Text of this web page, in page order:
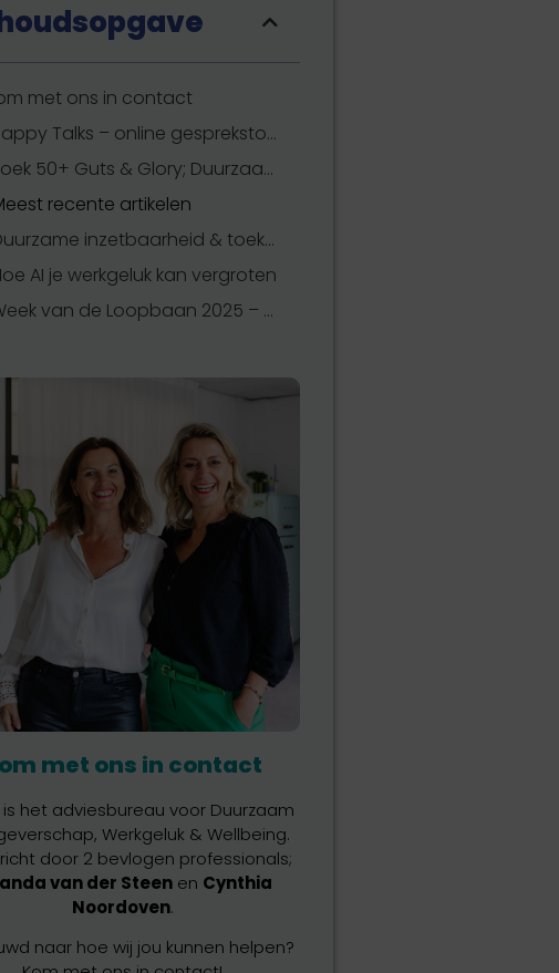
met ons in contact
Happy Talks – online gesprekstool
Boek 50+ Guts & Glory; Duurzaam Bevlogen (kortingscode: loopbaan25)
recente artikelen
Duurzame inzetbaarheid & toekomstgericht werkgeluk
AI je werkgeluk kan vergroten
Week van de Loopbaan 2025 – Zet jouw ontwikkeling in beweging
met ons in contact
is het adviesbureau voor Duurzaam
Werkgeluk & Wellbeing.
door 2 bevlogen professionals;
van der Steen en Cynthia
Noordoven.
naar hoe wij jou kunnen helpen?